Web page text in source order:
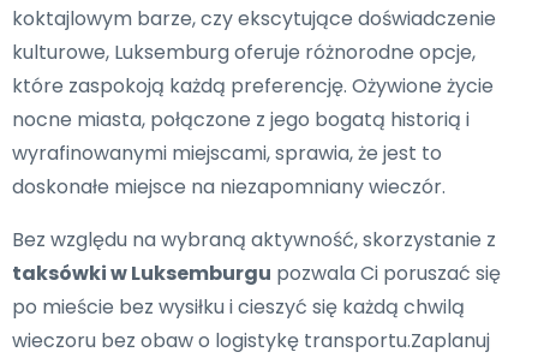
koktajlowym barze, czy ekscytujące doświadczenie
kulturowe, Luksemburg oferuje różnorodne opcje,
które zaspokoją każdą preferencję. Ożywione życie
nocne miasta, połączone z jego bogatą historią i
wyrafinowanymi miejscami, sprawia, że jest to
doskonałe miejsce na niezapomniany wieczór.
Bez względu na wybraną aktywność, skorzystanie z
taksówki w Luksemburgu pozwala Ci poruszać się
po mieście bez wysiłku i cieszyć się każdą chwilą
wieczoru bez obaw o logistykę transportu.Zaplanuj